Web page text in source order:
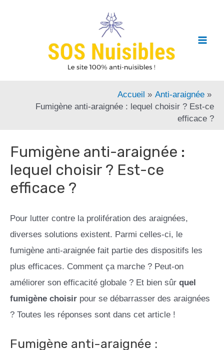
Accueil
Anti-araignée
Fumigène anti-araignée : lequel choisir ? Est-ce
efficace ?
Fumigène anti-araignée :
lequel choisir ? Est-ce
efficace ?
Pour lutter contre la prolifération des araignées,
diverses solutions existent. Parmi celles-ci, le
fumigène anti-araignée fait partie des dispositifs les
plus efficaces. Comment ça marche ? Peut-on
améliorer son efficacité globale ? Et bien sûr quel
fumigène choisir pour se débarrasser des araignées
? Toutes les réponses sont dans cet article !
Fumigène anti-araignée :